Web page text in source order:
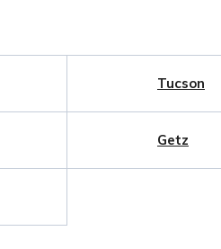
Tucson
Getz